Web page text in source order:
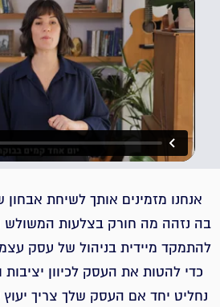
אנחנו מזמינים אותך לשיחת
בה נזהה מה חורק בצלעות המשולש
להתמקד מיידית בניהול של עסק
כדי להטות את העסק לכיוון יציבות
נחליט יחד אם העסק שלך צריך